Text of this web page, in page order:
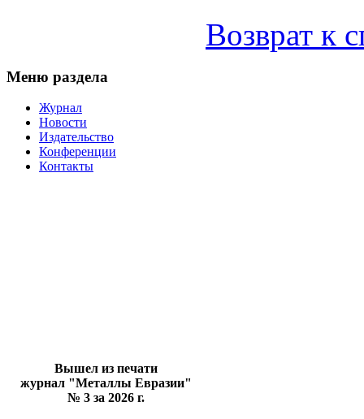
Возврат к
Меню раздела
Журнал
Новости
Издательство
Конференции
Контакты
Вышел из печати
журнал "Металлы Евразии"
№ 3 за 2026 г.